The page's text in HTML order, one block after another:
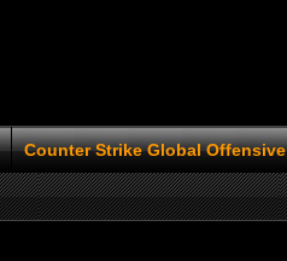
Counter Strike Global Offensive